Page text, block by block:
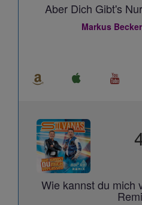
Aber Dich Gibt's
Markus
Wie kannst du mich